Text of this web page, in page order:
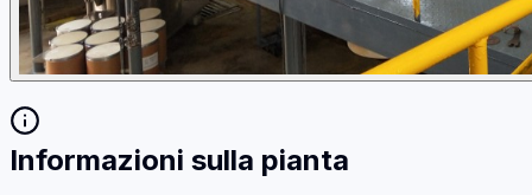
Informazioni sulla pianta